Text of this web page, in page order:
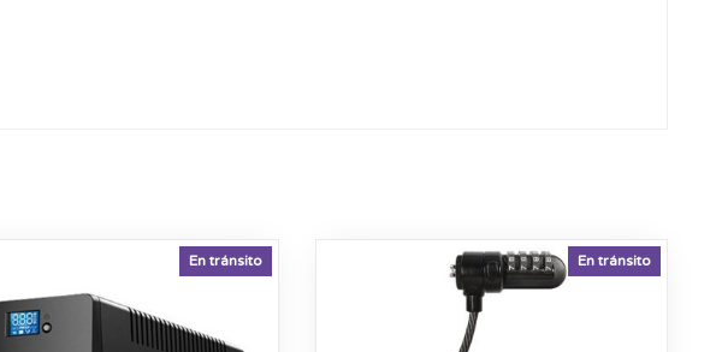
En tránsito En tránsito